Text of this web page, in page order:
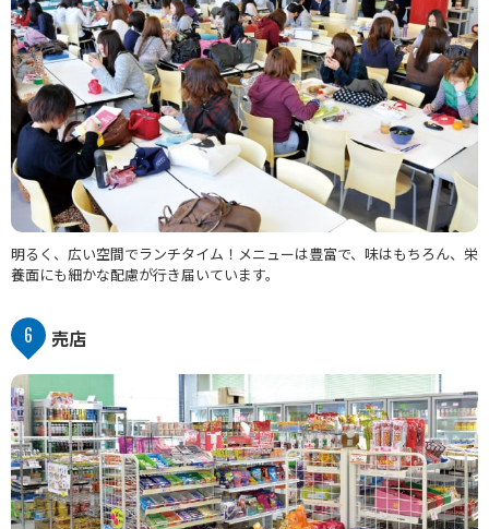
明るく、広い空間でランチタイム！メニューは豊富で、味はもちろん、栄
養面にも細かな配慮が行き届いています。
6 売店